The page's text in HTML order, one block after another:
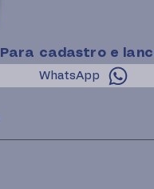
Para cadastro e
WhatsApp